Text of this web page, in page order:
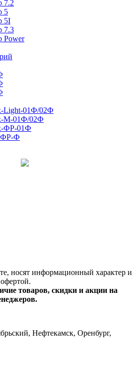
7.2
5
5I
7.3
Power
Light-01Ф/02Ф
М-01Ф/02Ф
ФР-01Ф
ФР-Ф
носят информационный характер и
товаров, скидки и акции на
Нефтекамск, Оренбург,